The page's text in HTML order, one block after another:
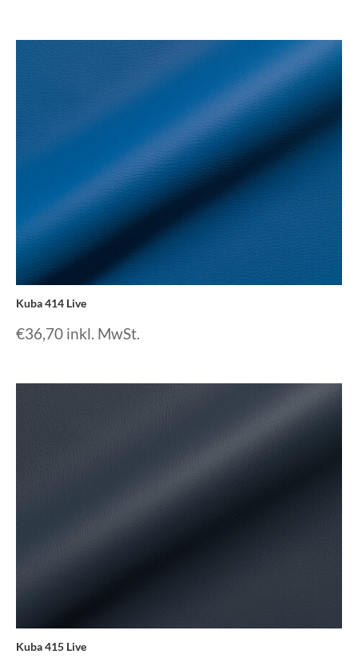
Kuba 414 Live
€36,70 inkl. MwSt.
Kuba 415 Live